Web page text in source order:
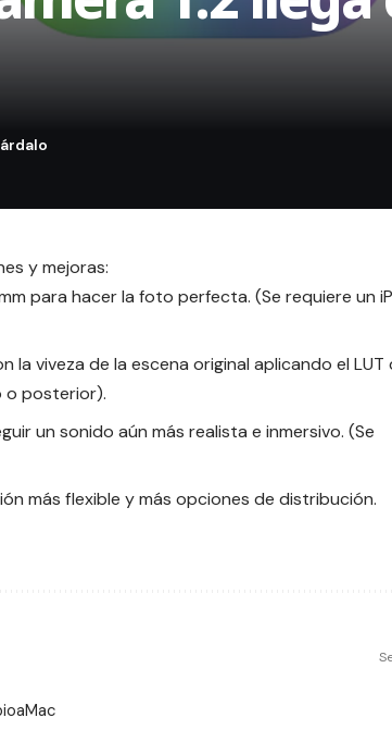
y mejoras:
para hacer la foto perfecta. (Se requiere un
la viveza de la escena original aplicando el LUT
o posterior).
un sonido aún más realista e inmersivo. (Se
más flexible y más opciones de distribución.